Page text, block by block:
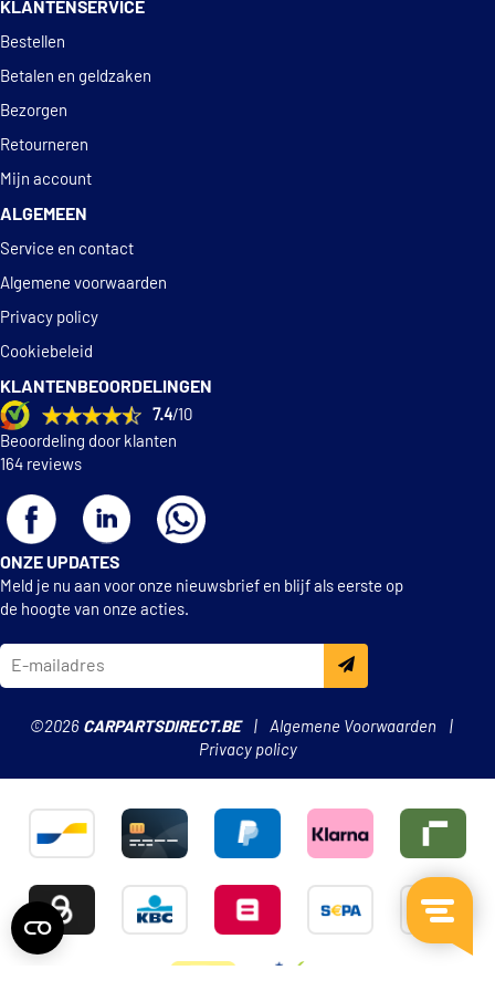
KLANTENSERVICE
Bestellen
Betalen en geldzaken
Bezorgen
Retourneren
Mijn account
ALGEMEEN
Service en contact
Algemene voorwaarden
Privacy policy
Cookiebeleid
KLANTENBEOORDELINGEN
7.4/10
Beoordeling door klanten
164 reviews
ONZE UPDATES
Meld je nu aan voor onze nieuwsbrief en blijf als eerste op
de hoogte van onze acties.
©2026 CARPARTSDIRECT.BE
Algemene Voorwaarden
Privacy policy